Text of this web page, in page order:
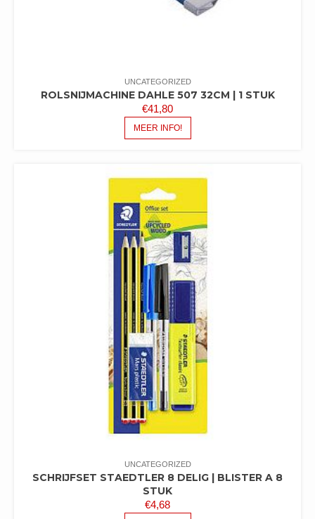
UNCATEGORIZED
ROLSNIJMACHINE DAHLE 507 32CM | 1 STUK
€41,80
MEER INFO!
UNCATEGORIZED
SCHRIJFSET STAEDTLER 8 DELIG | BLISTER A 8
STUK
€4,68